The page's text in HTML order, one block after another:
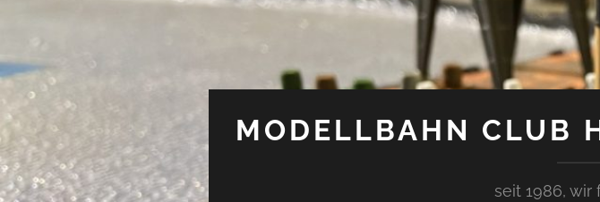
MODELLBAHN CLUB
seit 1986, wir